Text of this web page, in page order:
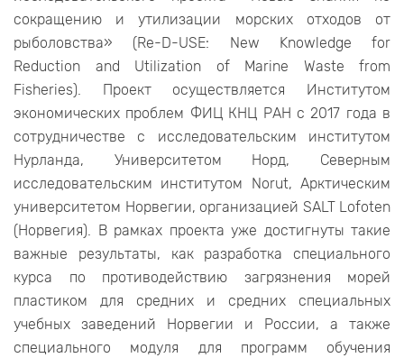
сокращению и утилизации морских отходов от
рыболовства» (Re-D-USE: New Knowledge for
Reduction and Utilization of Marine Waste from
Fisheries). Проект осуществляется Институтом
экономических проблем ФИЦ КНЦ РАН с 2017 года в
сотрудничестве с исследовательским институтом
Нурланда, Университетом Норд, Северным
исследовательским институтом Norut, Арктическим
университетом Норвегии, организацией SALT Lofoten
(Норвегия). В рамках проекта уже достигнуты такие
важные результаты, как разработка специального
курса по противодействию загрязнения морей
пластиком для средних и средних специальных
учебных заведений Норвегии и России, а также
специального модуля для программ обучения